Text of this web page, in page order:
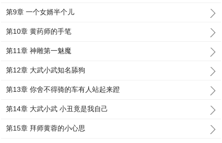
第9章 一个女婿半个儿
第10章 黄药师的手笔
第11章 神雕第一魅魔
第12章 大武小武知名舔狗
第13章 你舍不得骑的车有人站起来蹬
第14章 大武小武 小丑竟是我自己
第15章 拜师黄蓉的小心思